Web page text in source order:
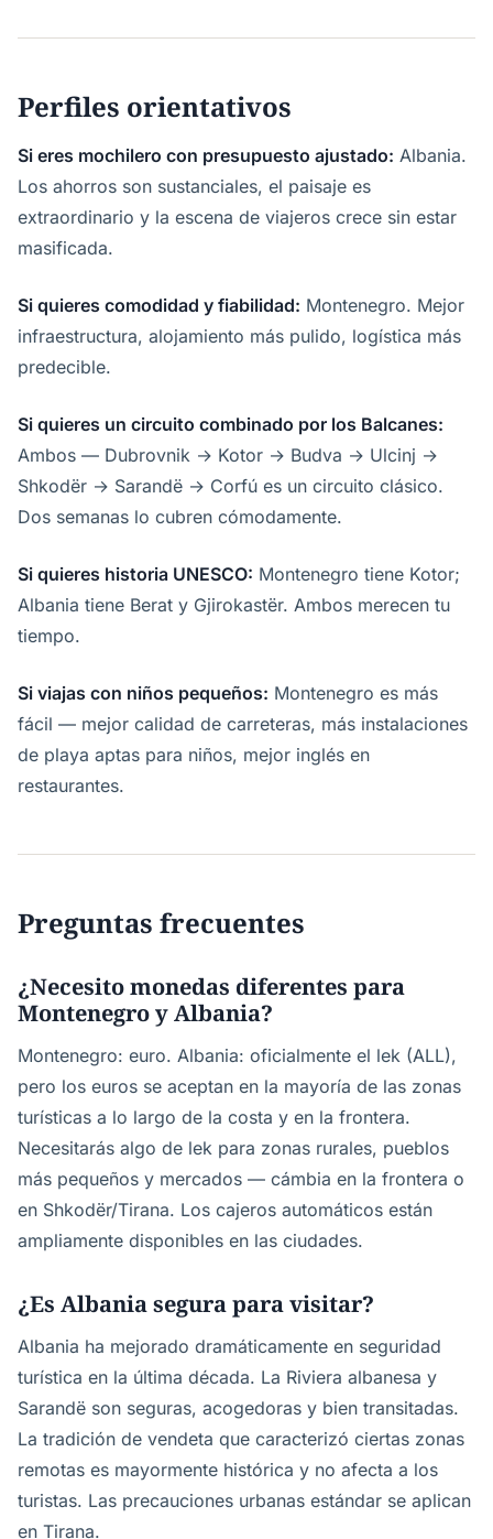
Perfiles orientativos
Si eres mochilero con presupuesto ajustado: Albania.
Los ahorros son sustanciales, el paisaje es
extraordinario y la escena de viajeros crece sin estar
masificada.
Si quieres comodidad y fiabilidad: Montenegro. Mejor
infraestructura, alojamiento más pulido, logística más
predecible.
Si quieres un circuito combinado por los Balcanes:
Ambos — Dubrovnik → Kotor → Budva → Ulcinj →
Shkodër → Sarandë → Corfú es un circuito clásico.
Dos semanas lo cubren cómodamente.
Si quieres historia UNESCO: Montenegro tiene Kotor;
Albania tiene Berat y Gjirokastër. Ambos merecen tu
tiempo.
Si viajas con niños pequeños: Montenegro es más
fácil — mejor calidad de carreteras, más instalaciones
de playa aptas para niños, mejor inglés en
restaurantes.
Preguntas frecuentes
¿Necesito monedas diferentes para
Montenegro y Albania?
Montenegro: euro. Albania: oficialmente el lek (ALL),
pero los euros se aceptan en la mayoría de las zonas
turísticas a lo largo de la costa y en la frontera.
Necesitarás algo de lek para zonas rurales, pueblos
más pequeños y mercados — cámbia en la frontera o
en Shkodër/Tirana. Los cajeros automáticos están
ampliamente disponibles en las ciudades.
¿Es Albania segura para visitar?
Albania ha mejorado dramáticamente en seguridad
turística en la última década. La Riviera albanesa y
Sarandë son seguras, acogedoras y bien transitadas.
La tradición de vendeta que caracterizó ciertas zonas
remotas es mayormente histórica y no afecta a los
turistas. Las precauciones urbanas estándar se aplican
en Tirana.